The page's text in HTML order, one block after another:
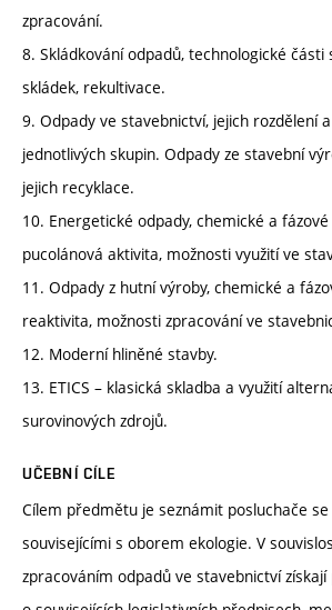
zpracování.
8. Skládkování odpadů, technologické části
skládek, rekultivace.
9. Odpady ve stavebnictví, jejich rozdělení
jednotlivých skupin. Odpady ze stavební
jejich recyklace.
10. Energetické odpady, chemické a
pucolánová aktivita, možnosti využití ve
11. Odpady z hutní výroby, chemické a
reaktivita, možnosti zpracování ve
12. Moderní hliněné stavby.
13. ETICS – klasická skladba a využití
surovinových zdrojů.
UČEBNÍ CÍLE
Cílem předmětu je seznámit posluchače
souvisejícími s oborem ekologie. V
zpracováním odpadů ve stavebnictví